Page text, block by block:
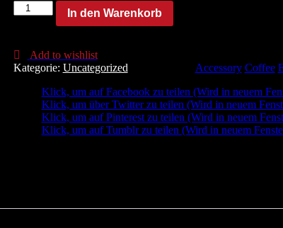
Hario
Drip
ml
Menge
In den Warenkorb
Add to wishlist
Kategorie: Uncategorized Accessory Coffee
Klick, um auf Facebook zu teilen (Wird in neuem
Klick, um über Twitter zu teilen (Wird in neuem
Klick, um auf Pinterest zu teilen (Wird in neuem
Klick, um auf Tumblr zu teilen (Wird in neuem